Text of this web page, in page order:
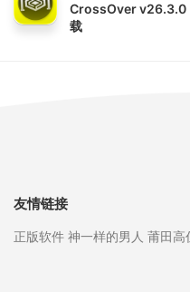
CrossOver v26.3.0
载
友情链接
正版软件 神一样的男人 莆田高